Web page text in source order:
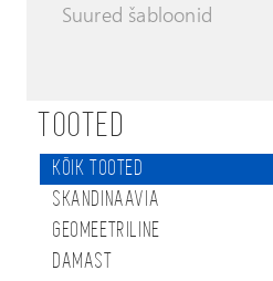
Suured šabloonid
TOOTED
KÕIK TOOTED
SKANDINAAVIA
GEOMEETRILINE
DAMAST